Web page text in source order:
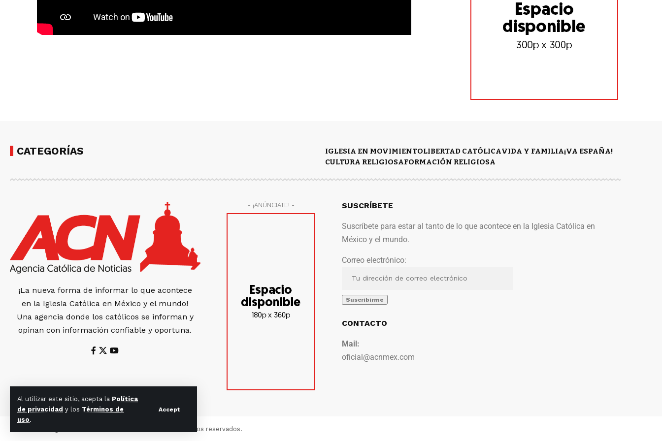
Al utilizar este sitio, acepta la Política
de privacidad y los Términos de
uso.
Accept
CATEGORÍAS IGLESIA EN MOVIMIENTOLIBERTAD CATÓLICAVIDA Y FAMILIA¡VA ESPAÑA!
CULTURA RELIGIOSAFORMACIÓN RELIGIOSA
¡La nueva forma de informar lo que acontece
en la Iglesia Católica en México y el mundo!
Una agencia donde los católicos se informan y
opinan con información confiable y oportuna.
- ¡ANÚNCIATE! - SUSCRÍBETE
Suscríbete para estar al tanto de lo que acontece en la Iglesia Católica en
México y el mundo.
Correo electrónico:
CONTACTO
Mail:
oficial@acnmex.com
© 2022 Agencia Católica de Noticias. Todos los derechos reservados.